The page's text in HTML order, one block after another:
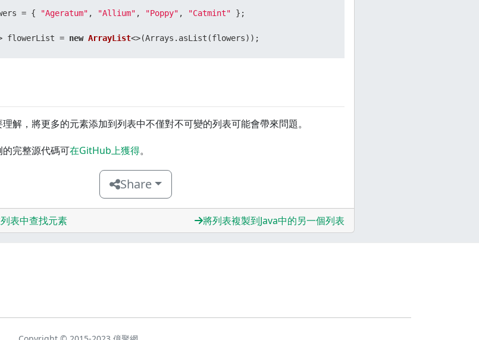
= { "Ageratum" , "Allium" , "Poppy" , "Catmint" };
flowerList = new ArrayList<>(Arrays.asList(flowers));
解，將更多的元素添加到列表中不僅對不可變的列表可能會帶來問題。
完整源代碼可在GitHub上獲得。
Share
表中查找元素 將列表複製到Java中的另一個列表